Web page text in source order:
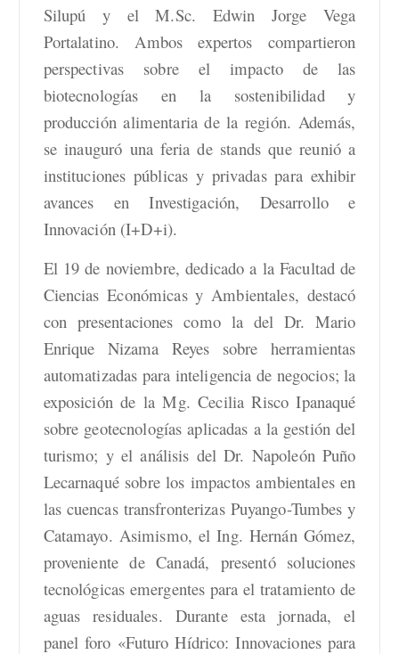
Silupú y el M.Sc. Edwin Jorge Vega
Portalatino. Ambos expertos compartieron
perspectivas sobre el impacto de las
biotecnologías en la sostenibilidad y
producción alimentaria de la región. Además,
se inauguró una feria de stands que reunió a
instituciones públicas y privadas para exhibir
avances en Investigación, Desarrollo e
Innovación (I+D+i).
El 19 de noviembre, dedicado a la Facultad de
Ciencias Económicas y Ambientales, destacó
con presentaciones como la del Dr. Mario
Enrique Nizama Reyes sobre herramientas
automatizadas para inteligencia de negocios; la
exposición de la Mg. Cecilia Risco Ipanaqué
sobre geotecnologías aplicadas a la gestión del
turismo; y el análisis del Dr. Napoleón Puño
Lecarnaqué sobre los impactos ambientales en
las cuencas transfronterizas Puyango-Tumbes y
Catamayo. Asimismo, el Ing. Hernán Gómez,
proveniente de Canadá, presentó soluciones
tecnológicas emergentes para el tratamiento de
aguas residuales. Durante esta jornada, el
panel foro «Futuro Hídrico: Innovaciones para